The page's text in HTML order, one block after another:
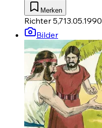
Merken
Richter 5,713.05.1990
Bilder